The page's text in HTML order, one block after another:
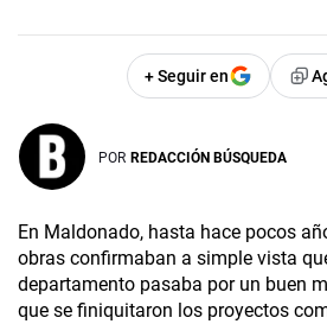
+ Seguir en
POR REDACCIÓN BÚSQUEDA
En Maldonado, hasta hace pocos
obras confirmaban a simple vista
departamento pasaba por un buen
que se finiquitaron los proyectos